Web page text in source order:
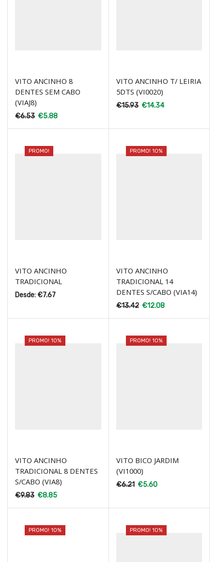
VITO ANCINHO 8
DENTES SEM CABO
(VIAJ8)
€6.53 €5.88
VITO ANCINHO T/ LEIRIA
5DTS (VI0020)
€15.93 €14.34
PROMO!
VITO ANCINHO
TRADICIONAL
Desde: €7.67
PROMO! 10%
VITO ANCINHO
TRADICIONAL 14
DENTES S/CABO (VIA14)
€13.42 €12.08
PROMO! 10%
VITO ANCINHO
TRADICIONAL 8 DENTES
S/CABO (VIA8)
€9.83 €8.85
PROMO! 10%
VITO BICO JARDIM
(VI1000)
€6.21 €5.60
PROMO! 10% PROMO! 10%